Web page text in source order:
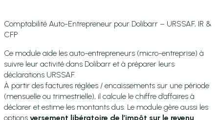
Comptabilité Auto-Entrepreneur pour Dolibarr – URSSAF, IR &
CFP
Ce module aide les auto-entrepreneurs (micro-entreprise) à
suivre leur activité dans Dolibarr et à préparer leurs
déclarations URSSAF.
À partir des factures réglées / encaissements sur une période
(mensuelle ou trimestrielle), il calcule le chiffre d’affaires à
déclarer et estime les montants dus. Le module gère aussi les
options versement libératoire de l’impôt sur le revenu